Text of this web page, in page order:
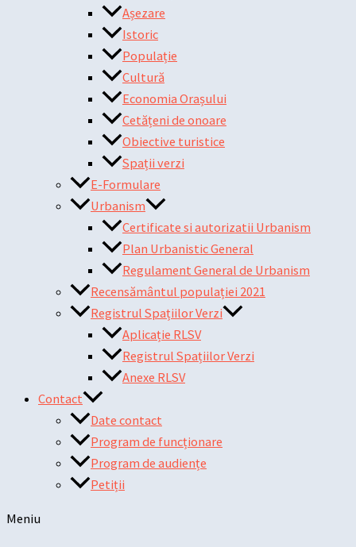
Așezare
Istoric
Populație
Cultură
Economia Orașului
Cetățeni de onoare
Obiective turistice
Spații verzi
E-Formulare
Urbanism
Certificate si autorizatii Urbanism
Plan Urbanistic General
Regulament General de Urbanism
Recensământul populației 2021
Registrul Spațiilor Verzi
Aplicație RLSV
Registrul Spațiilor Verzi
Anexe RLSV
Contact
Date contact
Program de funcționare
Program de audiențe
Petiții
Meniu